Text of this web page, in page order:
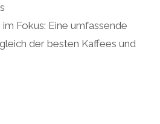
Fokus: Eine umfassende
der besten Kaffees und